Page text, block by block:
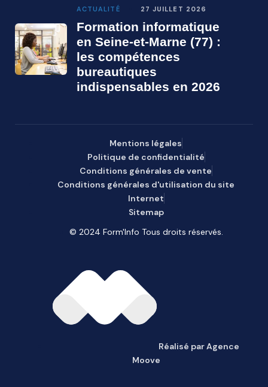
ACTUALITÉ 27 JUILLET 2026
Formation informatique
en Seine-et-Marne (77) :
les compétences
bureautiques
indispensables en 2026
Mentions légales
Politique de confidentialité
Conditions générales de vente
Conditions générales d'utilisation du site
Internet
Sitemap
© 2024 Form'Info Tous droits réservés.
Réalisé par Agence
Moove